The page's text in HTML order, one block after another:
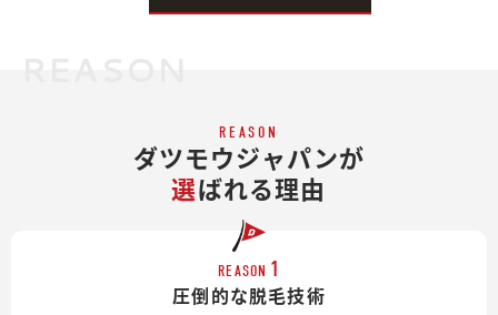
REASON
ダツモウジャパンが
選ばれる理由
REASON 1
圧倒的な脱毛技術